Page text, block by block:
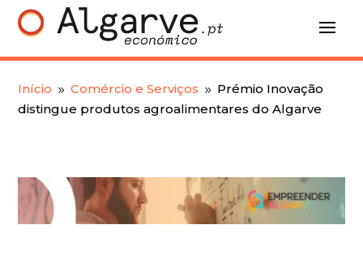
Início 9 Comércio e Serviços 9 Prémio Inovação
distingue produtos agroalimentares do Algarve